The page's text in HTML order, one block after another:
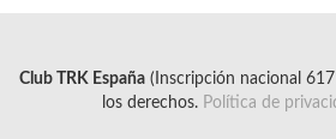
Club TRK España(Inscripción nacional
los derechos. Política de